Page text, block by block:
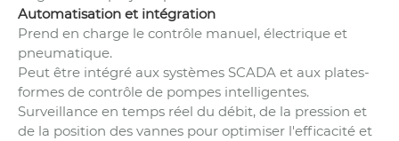
Automatisation et intégration
Prend en charge le contrôle manuel, électrique et
pneumatique.
Peut être intégré aux systèmes SCADA et aux plates-
formes de contrôle de pompes intelligentes.
Surveillance en temps réel du débit, de la pression et
de la position des vannes pour optimiser l'efficacité et